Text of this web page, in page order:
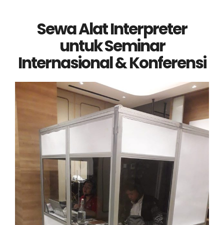
Sewa Alat Interpreter
untuk Seminar
Internasional & Konferensi